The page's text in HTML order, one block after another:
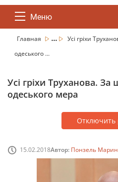
Меню
Главная ...
Усі гріхи
одеського ...
Усі гріхи Труханова.
одеського мера
Отключить
15.02.2018Автор: Понзель